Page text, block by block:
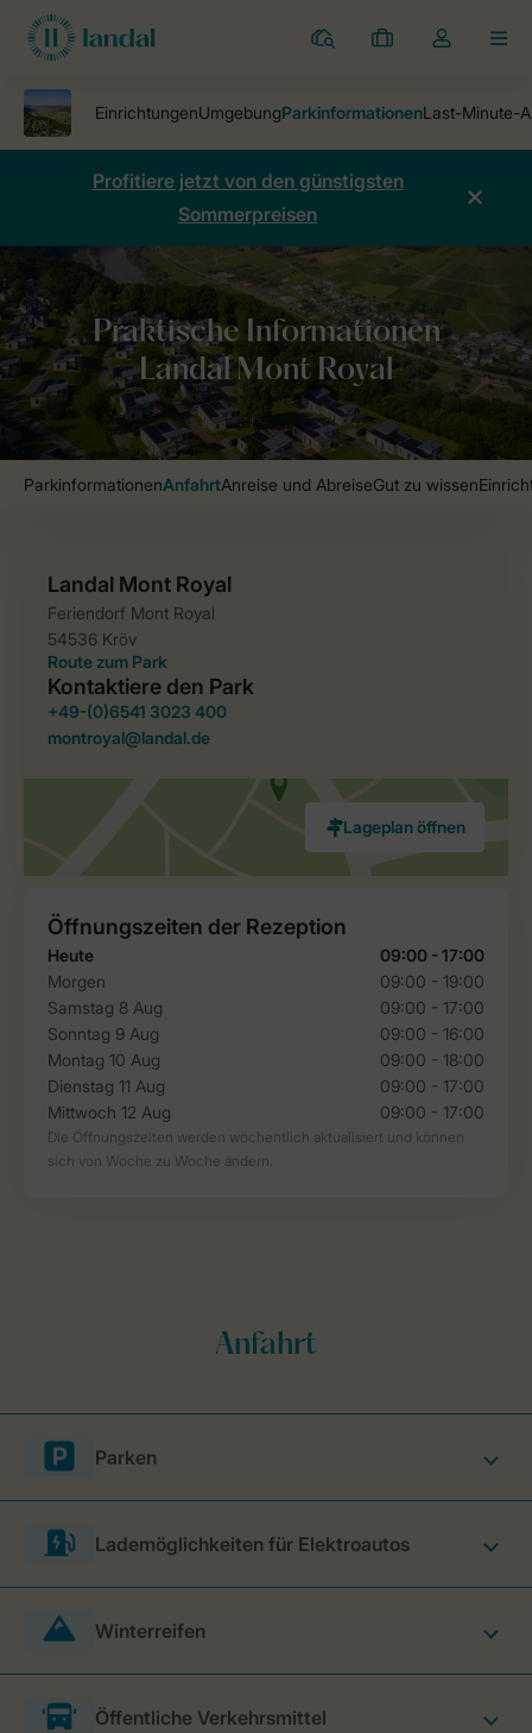
Ferienparks
Meine
Dropdown-
öffnen
Profitiere jetzt von den günstigsten
Sommerpreisen
Parken
Lademöglichkeiten für Elektroautos
Winterreifen
Öffentliche Verkehrsmittel